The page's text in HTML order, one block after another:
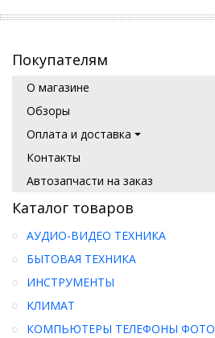
Покупателям
О магазине
Обзоры
Оплата и доставка
Контакты
Автозапчасти на заказ
Каталог товаров
АУДИО-ВИДЕО ТЕХНИКА
БЫТОВАЯ ТЕХНИКА
ИНСТРУМЕНТЫ
КЛИМАТ
КОМПЬЮТЕРЫ ТЕЛЕФОНЫ ФОТО